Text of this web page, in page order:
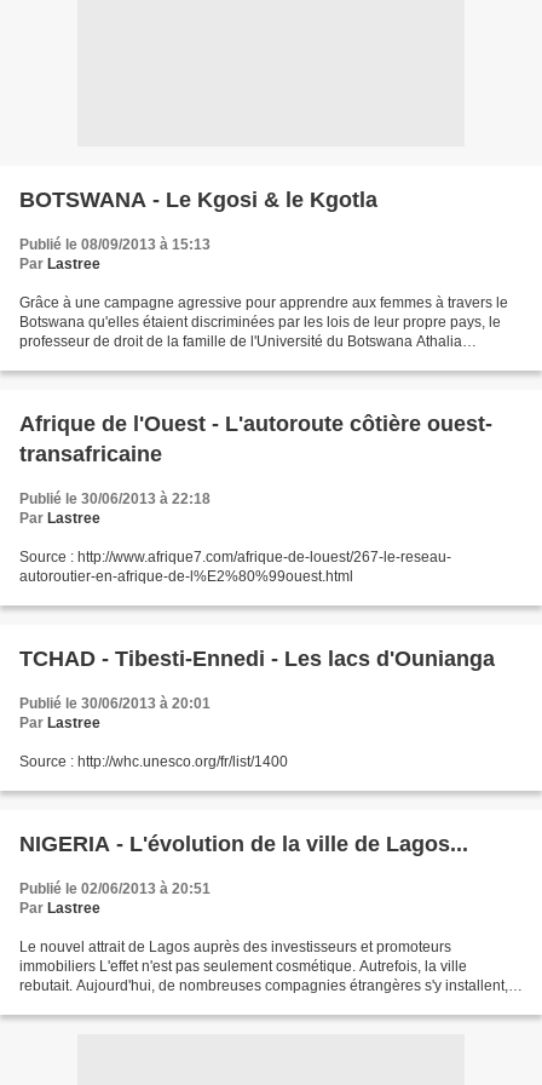
BOTSWANA - Le Kgosi & le Kgotla
Publié le 08/09/2013 à 15:13
Par Lastree
Grâce à une campagne agressive pour apprendre aux femmes à travers le
Botswana qu'elles étaient discriminées par les lois de leur propre pays, le
professeur de droit de la famille de l'Université du Botswana Athalia
Afrique de l'Ouest - L'autoroute côtière ouest-
transafricaine
Publié le 30/06/2013 à 22:18
Par Lastree
Source : http://www.afrique7.com/afrique-de-louest/267-le-reseau-
autoroutier-en-afrique-de-l%E2%80%99ouest.html
TCHAD - Tibesti-Ennedi - Les lacs d'Ounianga
Publié le 30/06/2013 à 20:01
Par Lastree
Source : http://whc.unesco.org/fr/list/1400
NIGERIA - L'évolution de la ville de Lagos...
Publié le 02/06/2013 à 20:51
Par Lastree
Le nouvel attrait de Lagos auprès des investisseurs et promoteurs
immobiliers L'effet n'est pas seulement cosmétique. Autrefois, la ville
rebutait. Aujourd'hui, de nombreuses compagnies étrangères s'y installent,